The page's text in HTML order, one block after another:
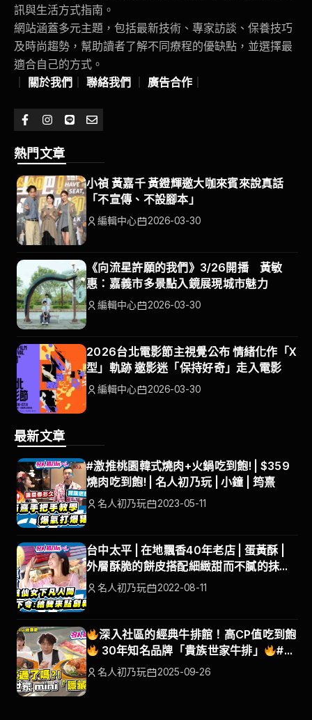
訊與生活方式指南。
網站涵蓋多元主題，包括最新技術、專家訪談、保養技巧
及時尚趨勢，幫助讀者了解不同療程的優缺點，並選擇最
適合自己的方式。
關於我們 聯絡我們 廣告合作
熱門文章
小禎 黃嘉千 黃鐙輝邀大咖來賓來說真話
「不宣傳、不設腳本」
編輯中心 2026-03-30
《向流星許願的我們》3/26開播 黃敏
惠：嘉義市多景點入鏡展現城市魅力
編輯中心 2026-03-30
2026台北電影節主視覺公布 情緒化作「X
型」軌跡 邀影迷「保持好奇」走入電影
編輯中心 2026-03-30
最新文章
#激推桃園韓式燒肉+火鍋吃到飽! | $359
燒肉吃到飽! | 名人初乃玩 | 小鐘 | 筠熹
名人初乃玩 2023-05-11
台中太平 | 在地飄香40年老店 | 蛋黃酥 |
外層酥脆的餅皮搭配細緻甜而不膩的抹茶
豆沙 |名人初乃玩 | @沈玉琳的御琳軍 巫苡
名人初乃玩 2022-08-11
深入社區的經典牛排館！高CP值吃到飽
30年知名品牌「貴族世家牛排」
#名
人初乃玩#貴族mini#貴族世家 #梁赫群 #
名人初乃玩 2025-09-26